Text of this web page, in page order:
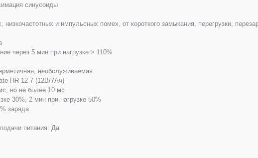
синусоиды
и импульсных помех, от короткого замыкания, перегрузки,
через 5 мин при нагрузке > 110%
необслуживаемая
HR 12-7 (12В/7Ач)
но не более 10 мс
30%, 2 мин при нагрузке 50%
заряда
питания: Да